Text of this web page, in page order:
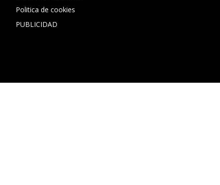
Politica de cookies
PUBLICIDAD